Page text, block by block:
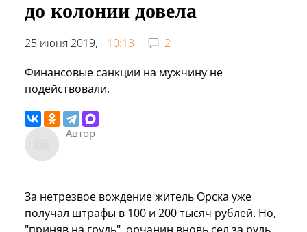
до колонии довела
25 июня 2019, 10:13
2
Финансовые санкции на мужчину не
подействовали.
Автор
За нетрезвое вождение житель Орска уже
получал штрафы в 100 и 200 тысяч рублей. Но,